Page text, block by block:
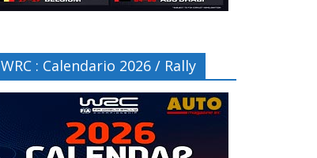
WRC : Calendario 2026 / Rally